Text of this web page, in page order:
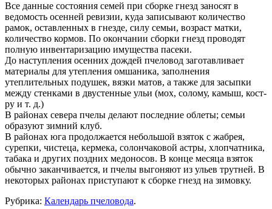
Все данные состояния семей при сборке гнезд заносят в
ведомость осенней ревизии, куда записывают количество
рамок, оставленных в гнезде, силу семьи, возраст матки,
количество кормов. По окончании сборки гнезд проводят
полную инвентаризацию имущества пасеки.
До наступления осенних дождей пчеловод заготавлива­ет
материалы для утепления омшаника, заполнения
утеплительных подушек, вязки матов, а также для засыпки
меж­ду стенками в двустенные ульи (мох, солому, камыш, кост­
ру и т. д.)
В районах севера пчелы делают последние облеты; се­мьи
образуют зимний клуб.
В районах юга продолжается небольшой взяток с жаб­рея,
сурепки, чистеца, кермека, солончаковой астры, хлоп­чатника,
табака и других поздних медоносов. В конце меся­ца взяток
обычно заканчивается, и пчелы выгоняют из ульев трутней. В
некоторых районах приступают к сборке гнезд на зимовку.
Рубрика: Календарь пчеловода.